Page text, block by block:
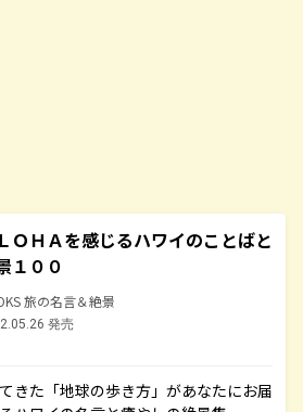
ＯＨＡを感じるハワイのことばと
１００
旅の名言＆絶景
発売
きた「地球の歩き方」があなたにお届